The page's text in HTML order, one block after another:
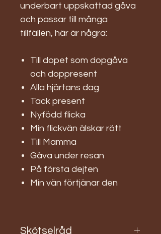
underbart uppskattad gåva
och passar till många
tillfällen, här är några:
Till dopet som dopgåva
och doppresent
Alla hjärtans dag
Tack present
Nyfödd flicka
Min flickvän älskar rött
Till Mamma
Gåva under resan
På första dejten
Min vän förtjänar den
Skötselråd